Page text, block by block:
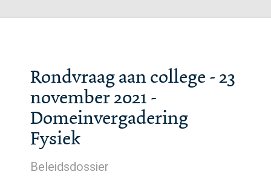
Rondvraag aan college - 23
november 2021 -
Domeinvergadering
Fysiek
Beleidsdossier